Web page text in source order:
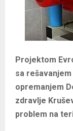
Projektom
sa
opremanjem
zdravlje
problem na